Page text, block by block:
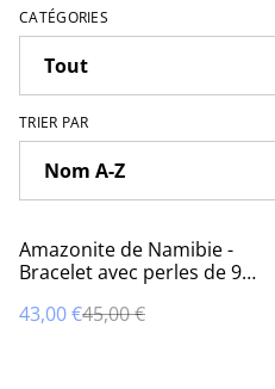
CATÉGORIES
TRIER PAR
%
Amazonite de Namibie -
Bracelet avec perles de 9,5
43,00 €45,00 €